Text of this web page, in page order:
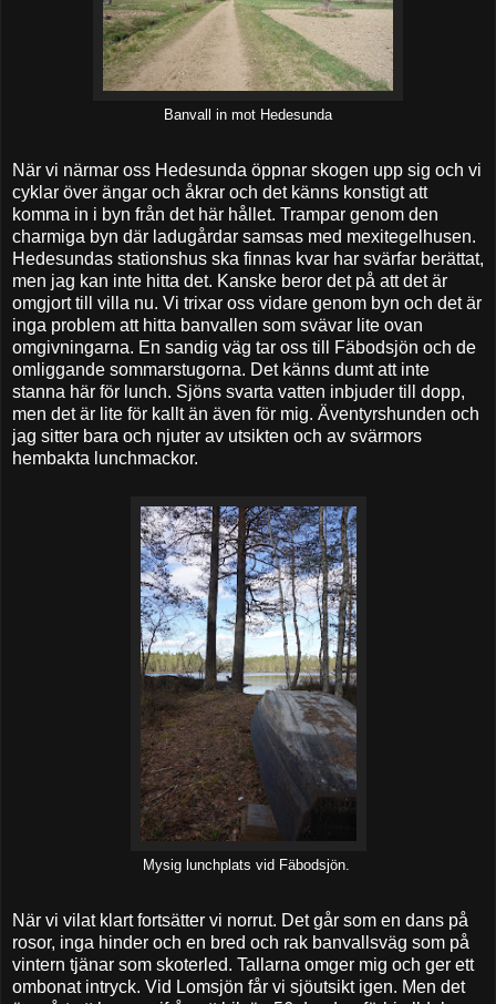
Banvall in mot Hedesunda
När vi närmar oss Hedesunda öppnar skogen upp sig och vi
cyklar över ängar och åkrar och det känns konstigt att
komma in i byn från det här hållet. Trampar genom den
charmiga byn där ladugårdar samsas med mexitegelhusen.
Hedesundas stationshus ska finnas kvar har svärfar berättat,
men jag kan inte hitta det. Kanske beror det på att det är
omgjort till villa nu. Vi trixar oss vidare genom byn och det är
inga problem att hitta banvallen som svävar lite ovan
omgivningarna. En sandig väg tar oss till Fäbodsjön och de
omliggande sommarstugorna. Det känns dumt att inte
stanna här för lunch. Sjöns svarta vatten inbjuder till dopp,
men det är lite för kallt än även för mig. Äventyrshunden och
jag sitter bara och njuter av utsikten och av svärmors
hembakta lunchmackor.
Mysig lunchplats vid Fäbodsjön.
När vi vilat klart fortsätter vi norrut. Det går som en dans på
rosor, inga hinder och en bred och rak banvallsväg som på
vintern tjänar som skoterled. Tallarna omger mig och ger ett
ombonat intryck. Vid Lomsjön får vi sjöutsikt igen. Men det